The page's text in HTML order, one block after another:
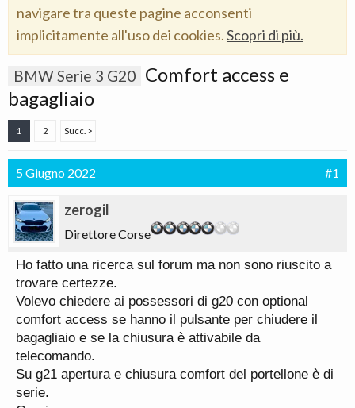
navigare tra queste pagine acconsenti
implicitamente all'uso dei cookies.Scopri di più.
BMW Serie 3 G20 Comfort access e
bagagliaio
1 2 Succ. >
5 Giugno 2022 #1
zerogil
Direttore Corse
Ho fatto una ricerca sul forum ma non sono riuscito a
trovare certezze.
Volevo chiedere ai possessori di g20 con optional
comfort access se hanno il pulsante per chiudere il
bagagliaio e se la chiusura è attivabile da
telecomando.
Su g21 apertura e chiusura comfort del portellone è di
serie.